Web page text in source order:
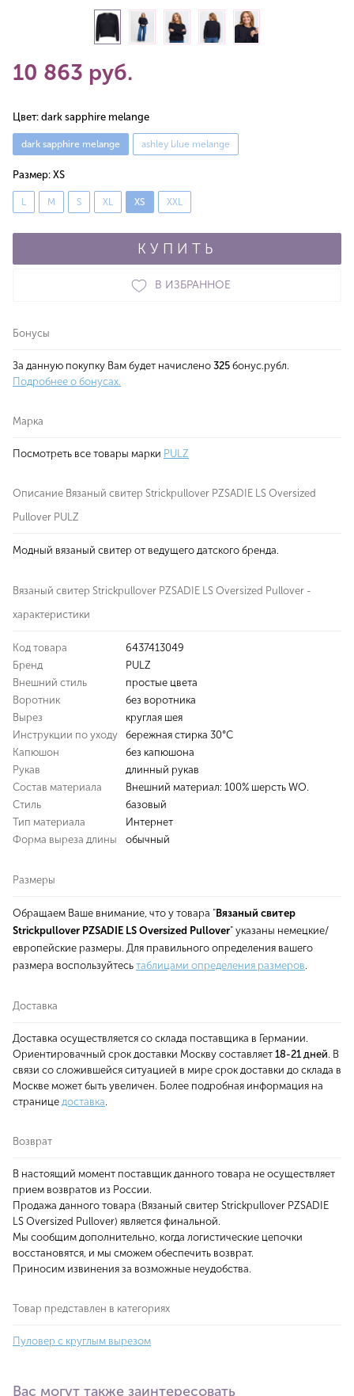
10 863 руб.
Цвет: dark sapphire melange
dark sapphire melange ashley blue melange
Размер: XS
L M S XL XS XXL
КУПИТЬ
В ИЗБРАННОЕ
Бонусы
За данную покупку Вам будет начислено 325 бонус.рубл.
Подробнее о бонусах.
Марка
Посмотреть все товары марки PULZ
Описание Вязаный свитер Strickpullover PZSADIE LS Oversized
Pullover PULZ
Модный вязаный свитер от ведущего датского бренда.
Вязаный свитер Strickpullover PZSADIE LS Oversized Pullover -
характеристики
Код товара
6437413049
Бренд
PULZ
Внешний стиль
простые цвета
Воротник
без воротника
Вырез
круглая шея
Инструкции по уходу
бережная стирка 30°С
Капюшон
без капюшона
Рукав
длинный рукав
Состав материала
Внешний материал: 100% шерсть WO.
Стиль
базовый
Тип материала
Интернет
Форма выреза длины
обычный
Размеры
Обращаем Ваше внимание, что у товара "Вязаный свитер
Strickpullover PZSADIE LS Oversized Pullover" указаны немецкие/
европейские размеры. Для правильного определения вашего
размера воспользуйтесь таблицами определения размеров.
Доставка
Доставка осуществляется со склада поставщика в Германии.
Ориентировачный срок доставки Москву составляет 18-21 дней. В
связи со сложившейся ситуацией в мире срок доставки до склада в
Москве может быть увеличен. Более подробная информация на
странице доставка.
Возврат
В настоящий момент поставщик данного товара не осуществляет
прием возвратов из России.
Продажа данного товара (Вязаный свитер Strickpullover PZSADIE
LS Oversized Pullover) является финальной.
Мы сообщим дополнительно, когда логистические цепочки
восстановятся, и мы сможем обеспечить возврат.
Приносим извинения за возможные неудобства.
Товар представлен в категориях
Пуловер с круглым вырезом
Вас могут также заинтересовать